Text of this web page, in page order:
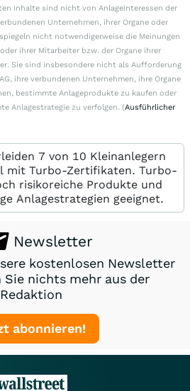
Inhalte sind nicht von Anlageinteressen der
Unternehmen, ihrer Organe oder
nicht notwendigerweise die Meinungen
ihrer Mitarbeiter bzw. der Organe ihrer
Sie sind insbesondere nicht als Aufforderung
ihre verbundenen Unternehmen, ihre Organe
bestimmte Anlageprodukte zu kaufen oder
Anlagestrategie zu verfolgen. (Ausführlicher
7 von 10 Kleinanlegern
mit Turbo-Zertifikaten. Turbo-
risikoreiche Produkte und
Anlagestrategien geeignet.
Newsletter
kostenlosen Newsletter
Sie nichts mehr aus der
Redaktion
abonnieren!